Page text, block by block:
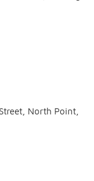
North Point,